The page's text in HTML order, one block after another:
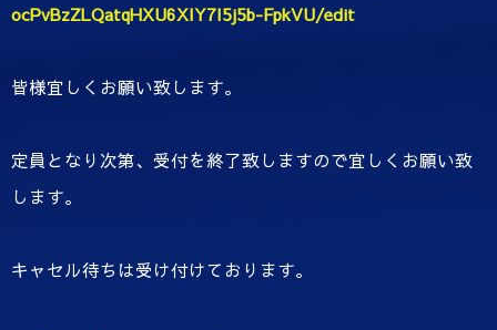
ocPvBzZLQatqHXU6XIY7I5j5b-FpkVU/edit
皆様宜しくお願い致します。
定員となり次第、受付を終了致しますので宜しくお願い致
します。
キャセル待ちは受け付けております。